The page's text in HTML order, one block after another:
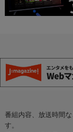
番組内容、放送時間
す。